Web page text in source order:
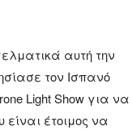
αυτή την
τον Ισπανό
Light Show για να
έτοιμος να